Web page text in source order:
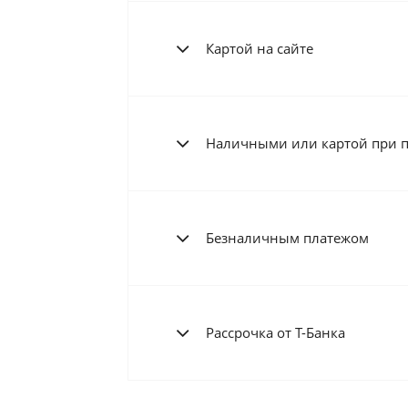
Картой на сайте
Наличными или картой при
Безналичным платежом
Рассрочка от Т-Банка